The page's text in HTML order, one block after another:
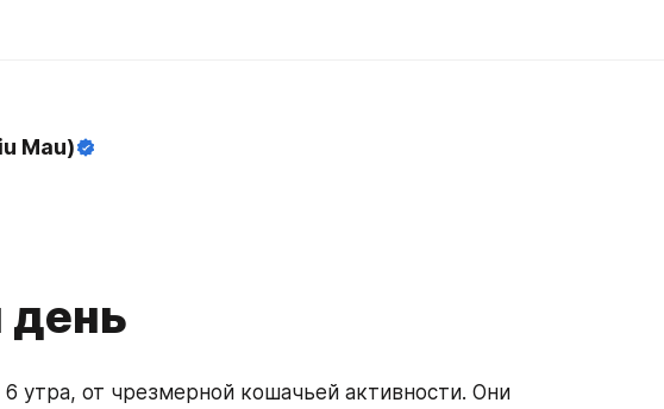
Mau)
6 утра, от чрезмерной кошачьей активности. Они